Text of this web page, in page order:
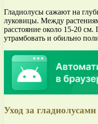
Гладиолусы сажают на
луковицы. Между
расстояние около 15-20
утрамбовать и обильно
Уход за гладиолусами